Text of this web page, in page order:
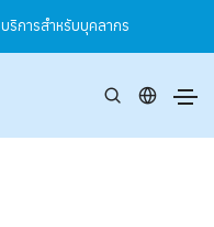
บริการสำหรับบุคลากร